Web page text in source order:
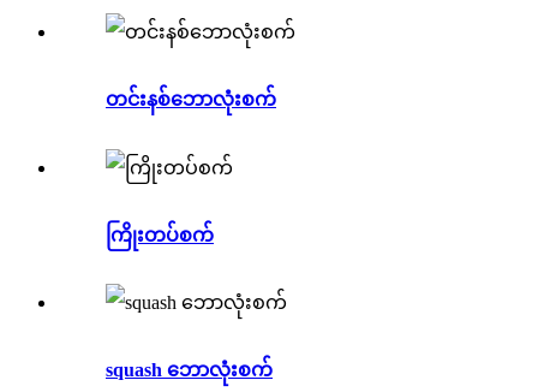
တင်းနစ်ဘောလုံးစက်
ကြိုးတပ်စက်
squash ဘောလုံးစက်